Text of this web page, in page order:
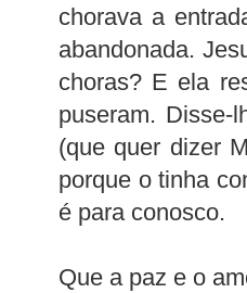
chorava a
abandonada.
choras? E ela
puseram. Disse-
(que quer dizer
porque o tinha
é para conosco.
Que a paz e o